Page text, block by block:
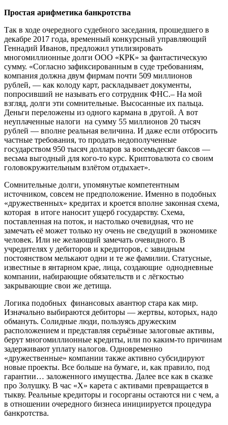
Простая арифметика банкротства
Так в ходе очередного судебного заседания, прошедшего в
декабре 2017 года, временный конкурсный управляющий
Геннадий Иванов, предложил утилизировать
многомиллионные долги ООО «КРК» за фантастическую
сумму. «Согласно зафиксированным в суде требованиям,
компания должна двум фирмам почти 509 миллионов
рублей, — как колоду карт, раскладывает документы,
попросивший не называть его сотрудник ФНС.– На мой
взгляд, долги эти сомнительные. Высосанные их пальца.
Деньги переложены из одного кармана в другой. А вот
неуплаченные налоги на сумму 55 миллионов 20 тысяч
рублей — вполне реальная величина. И даже если отбросить
частные требования, то продать недополученные
государством 950 тысяч долларов за восемьдесят баксов —
весьма выгодный для кого-то курс. Криптовалюта со своим
головокружительным взлётом отдыхает».
Сомнительные долги, упомянутые компетентным
источником, совсем не предположение. Именно в подобных
«дружественных» кредитах и кроется вполне законная схема,
которая в итоге наносит ущерб государству. Схема,
поставленная на поток, и настолько очевидная, что не
замечать её может только ну очень не сведущий в экономике
человек. Или не желающий замечать очевидного. В
учредителях у дебиторов и кредиторов, с завидным
постоянством мелькают одни и те же фамилии. Статусные,
известные в янтарном крае, лица, создающие однодневные
компании, набирающие обязательств и с лёгкостью
закрывающие свои же детища.
Логика подобных финансовых авантюр стара как мир.
Изначально выбираются дебиторы — жертвы, которых, надо
обмануть. Солидные люди, пользуясь дружеским
расположением и представляя серьёзные залоговые активы,
берут многомиллионные кредиты, или по каким-то причинам
задерживают уплату налогов. Одновременно
«дружественные» компании также активно субсидируют
новые проекты. Все больше на бумаге, и, как правило, под
гарантии… заложенного имущества. Далее все как в сказке
про Золушку. В час «Х» карета с активами превращается в
тыкву. Реальные кредиторы и госорганы остаются ни с чем, а
в отношении очередного бизнеса инициируется процедура
банкротства.